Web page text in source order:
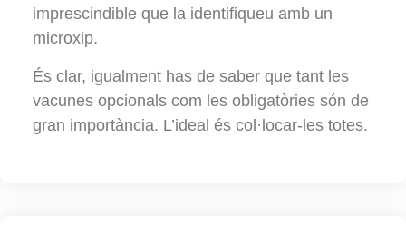
imprescindible que la identifiqueu amb un
microxip.
És clar, igualment has de saber que tant les
vacunes opcionals com les obligatòries són de
gran importància. L’ideal és col·locar-les totes.